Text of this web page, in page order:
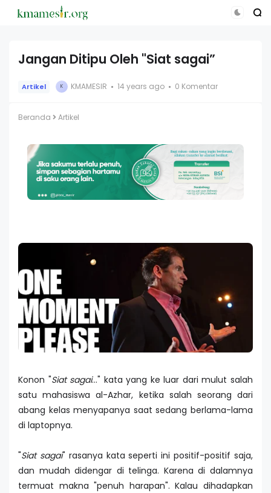
Jangan Ditipu Oleh "Siat sagai”
Artikel K KMAMESIR 14 years ago 0 Komentar
Beranda Artikel
Konon "Siat sagai..." kata yang ke luar dari mulut salah
satu mahasiswa al-Azhar, ketika salah seorang dari
abang kelas menyapanya saat sedang berlama-lama
di laptopnya.
"Siat sagai" rasanya kata seperti ini positif-positif saja,
dan mudah didengar di telinga. Karena di dalamnya
termuat makna "penuh harapan". Kalau dihadapkan